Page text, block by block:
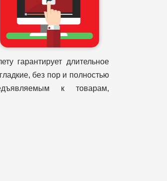
гарантирует длительное
без пор и полностью
к товарам,